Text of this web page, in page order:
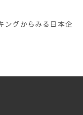
ングからみる日本企